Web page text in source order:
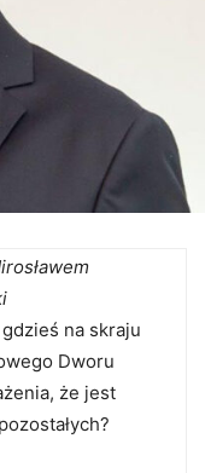
na skraju
Dworu
że jest